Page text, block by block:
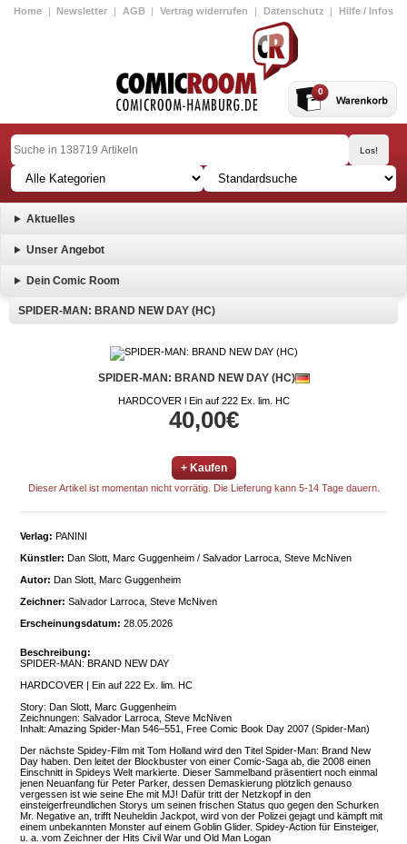
Home | Newsletter | AGB | Vertrag widerrufen | Datenschutz | Hilfe / Infos
0
Aktuelles
Unser Angebot
Dein Comic Room
SPIDER-MAN: BRAND NEW DAY (HC)
SPIDER-MAN: BRAND NEW DAY (HC)
HARDCOVER l Ein auf 222 Ex. lim. HC
40,00€
+ Kaufen
Dieser Artikel ist momentan nicht vorrätig. Die Lieferung kann 5-14 Tage dauern.
Verlag: PANINI
Künstler: Dan Slott, Marc Guggenheim / Salvador Larroca, Steve McNiven
Autor: Dan Slott, Marc Guggenheim
Zeichner: Salvador Larroca, Steve McNiven
Erscheinungsdatum: 28.05.2026
Beschreibung:
SPIDER-MAN: BRAND NEW DAY
HARDCOVER | Ein auf 222 Ex. lim. HC
Story: Dan Slott, Marc Guggenheim
Zeichnungen: Salvador Larroca, Steve McNiven
Inhalt: Amazing Spider-Man 546–551, Free Comic Book Day 2007 (Spider-Man)
Der nächste Spidey-Film mit Tom Holland wird den Titel Spider-Man: Brand New
Day haben. Den leitet der Blockbuster von einer Comic-Saga ab, die 2008 einen
Einschnitt in Spideys Welt markierte. Dieser Sammelband präsentiert noch einmal
jenen Neuanfang für Peter Parker, dessen Demaskierung plötzlich genauso
vergessen ist wie seine Ehe mit MJ! Dafür tritt der Netzkopf in den
einsteigerfreundlichen Storys um seinen frischen Status quo gegen den Schurken
Mr. Negative an, trifft Neuheldin Jackpot, wird von der Polizei gejagt und kämpft mit
einem unbekannten Monster auf einem Goblin Glider. Spidey-Action für Einsteiger,
u. a. vom Zeichner der Hits Civil War und Old Man Logan